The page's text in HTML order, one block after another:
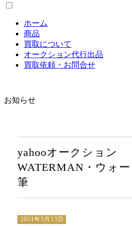
ホーム
商品
買取について
オークション代行出品
買取依頼・お問合せ
お知らせ
yahooオークション
WATERMAN・ウォ
筆
2021年3月13日